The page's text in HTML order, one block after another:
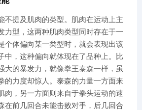
不提及肌肉的类型。肌肉在运动上主
力型，这两种肌肉类型同时存在于一
个体偏向某一类型时，就会表现出该
中，这种偏向就体现在了品种上。比
大的暴发力，就像拳王泰森一样，虽
的力度却惊人。泰森的力量一方面来
肉，另一方面则来自于拳头运动的速
在前几回合未能击败对手，后几回合